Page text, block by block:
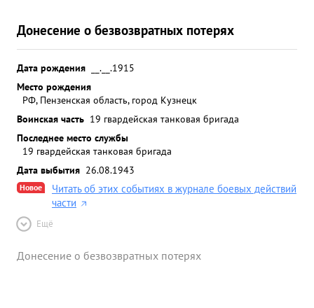
Донесение о безвозвратных потерях
Дата рождения
__.__.1915
Место рождения
РФ, Пензенская область, город Кузнецк
Воинская часть 19 гвардейская танковая бригада
Последнее место службы
19 гвардейская танковая бригада
Дата выбытия 26.08.1943
Новое
Читать об этих событиях в журнале боевых действий
части
Ещё
Донесение о безвозвратных потерях